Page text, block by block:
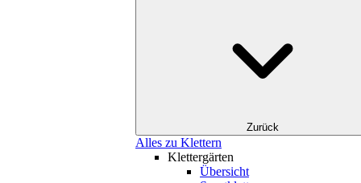
Zurück
Alles zu Klettern
Klettergärten
Übersicht